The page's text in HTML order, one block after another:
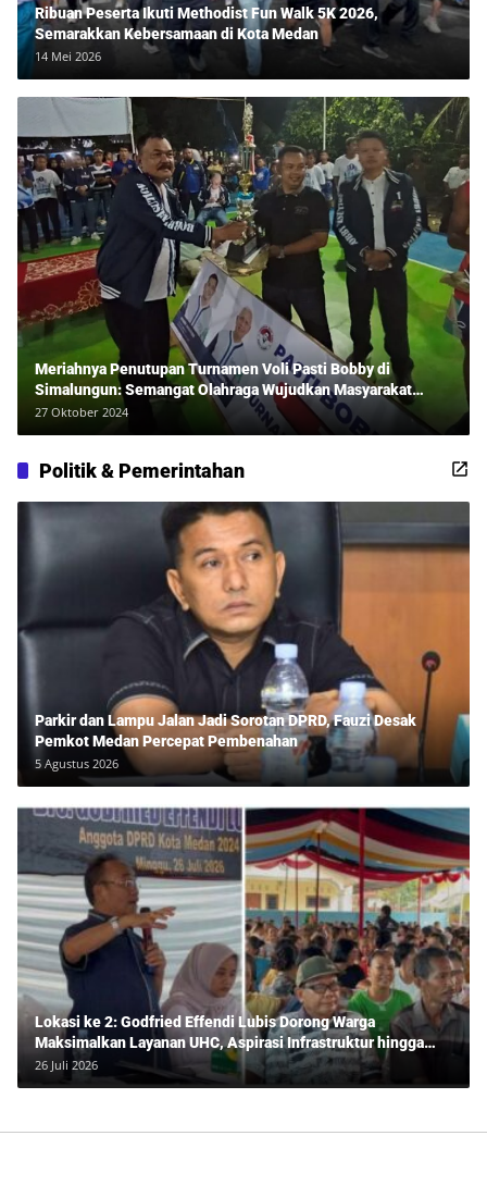
Ribuan Peserta Ikuti Methodist Fun Walk 5K 2026,
Semarakkan Kebersamaan di Kota Medan
14 Mei 2026
Meriahnya Penutupan Turnamen Voli Pasti Bobby di
Simalungun: Semangat Olahraga Wujudkan Masyarakat
Sehat Bersama Erwan Rozadi dan Ribuan Penonton!
27 Oktober 2024
Politik & Pemerintahan
Parkir dan Lampu Jalan Jadi Sorotan DPRD, Fauzi Desak
Pemkot Medan Percepat Pembenahan
5 Agustus 2026
Lokasi ke 2: Godfried Effendi Lubis Dorong Warga
Maksimalkan Layanan UHC, Aspirasi Infrastruktur hingga
Pendidikan Mengemuka dalam Reses Medan Amplas
26 Juli 2026